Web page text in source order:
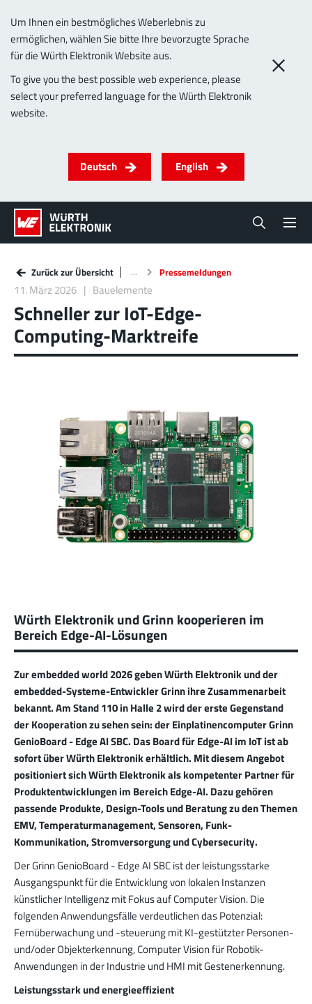
Um Ihnen ein bestmögliches Weberlebnis zu
ermöglichen, wählen Sie bitte Ihre bevorzugte Sprache
für die Würth Elektronik Website aus.
To give you the best possible web experience, please
select your preferred language for the Würth Elektronik
website.
Deutsch English
Zurück zur Übersicht Pressemeldungen
11. März 2026 Bauelemente
Schneller zur IoT-Edge-
Computing-Marktreife
Würth Elektronik und Grinn kooperieren im
Bereich Edge-AI-Lösungen
Zur embedded world 2026 geben Würth Elektronik und der
embedded-Systeme-Entwickler Grinn ihre Zusammenarbeit
bekannt. Am Stand 110 in Halle 2 wird der erste Gegenstand
der Kooperation zu sehen sein: der Einplatinencomputer Grinn
GenioBoard - Edge AI SBC. Das Board für Edge-AI im IoT ist ab
sofort über Würth Elektronik erhältlich. Mit diesem Angebot
positioniert sich Würth Elektronik als kompetenter Partner für
Produktentwicklungen im Bereich Edge-AI. Dazu gehören
passende Produkte, Design-Tools und Beratung zu den Themen
EMV, Temperaturmanagement, Sensoren, Funk-
Kommunikation, Stromversorgung und Cybersecurity.
Der Grinn GenioBoard - Edge AI SBC ist der leistungsstarke
Ausgangspunkt für die Entwicklung von lokalen Instanzen
künstlicher Intelligenz mit Fokus auf Computer Vision. Die
folgenden Anwendungsfälle verdeutlichen das Potenzial:
Fernüberwachung und -steuerung mit KI-gestützter Personen-
und/oder Objekterkennung, Computer Vision für Robotik-
Anwendungen in der Industrie und HMI mit Gestenerkennung.
Leistungsstark und energieeffizient